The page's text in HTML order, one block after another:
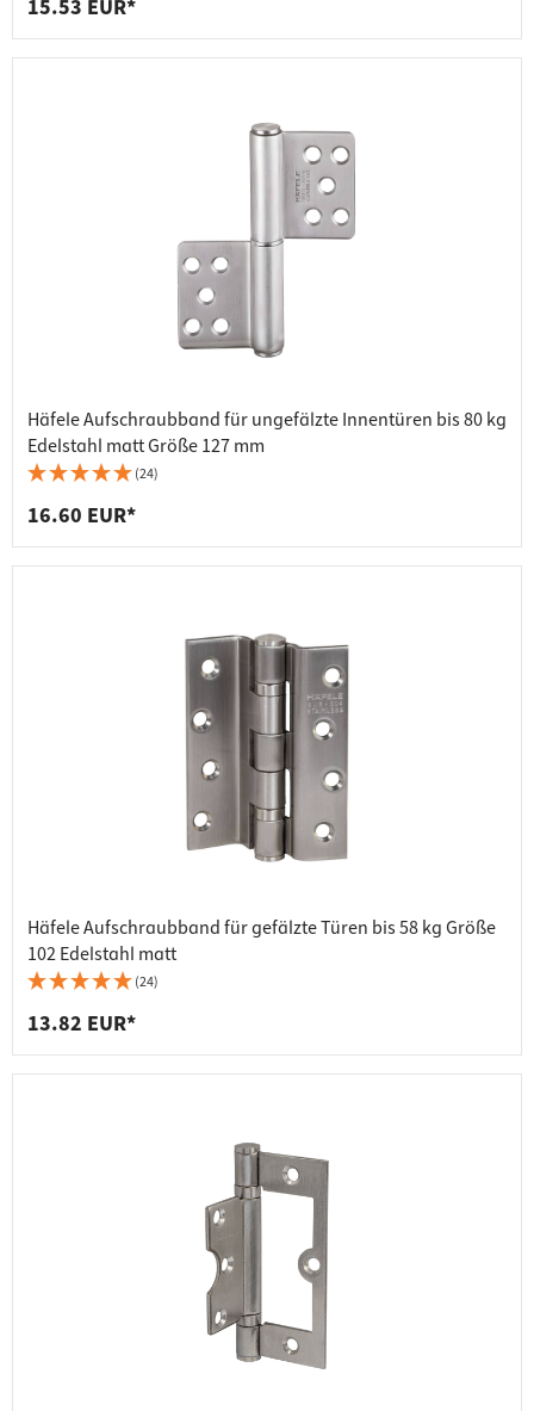
15.53 EUR*
Häfele Aufschraubband für ungefälzte Innentüren bis 80 kg
Edelstahl matt Größe 127 mm
(24)
16.60 EUR*
Häfele Aufschraubband für gefälzte Türen bis 58 kg Größe
102 Edelstahl matt
(24)
13.82 EUR*